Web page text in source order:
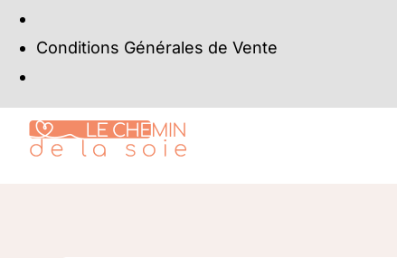
Conditions Générales de Vente
Passer